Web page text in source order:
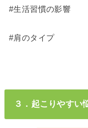
#生活習慣の影響
#肩のタイプ
３．起こりやすい